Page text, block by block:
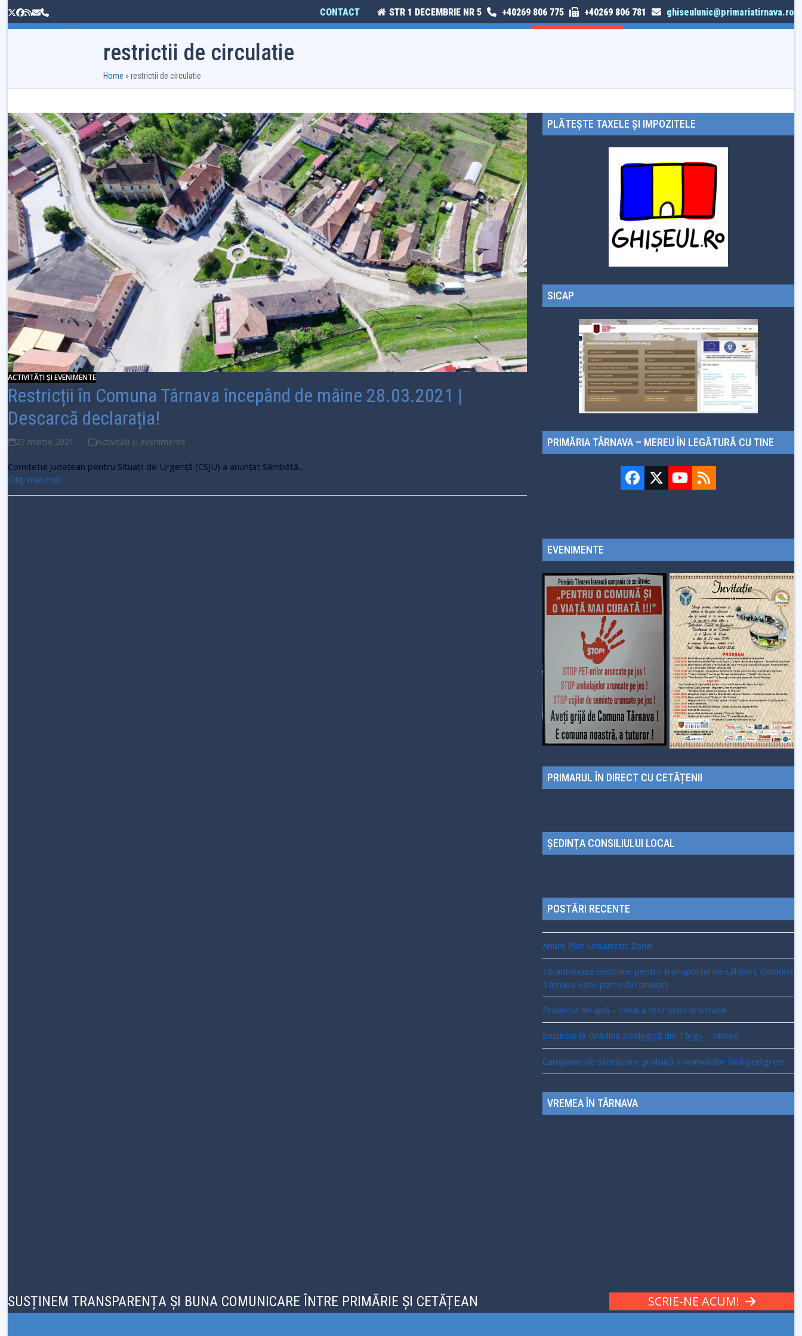
Skip
content
Twitter
Facebook
RSSEmailPhone CONTACT STR 1 DECEMBRIE NR 5 +40269 806 775 +40269 806 781 ghiseulunic@primariatirnava.ro
restrictii de circulatie
Home »restrictii de circulatie
ACTIVITĂȚI ȘI EVENIMENTE
Restricții în Comuna Târnava începând de mâine 28.03.2021 |
Descarcă declarația!
27 martie 2021 Activități și evenimente
Comitetul Județean pentru Situații de Urgență (CSJU) a anunțat Sâmbătă…
Citiți mai mult
PLĂTEȘTE TAXELE ȘI IMPOZITELE
SICAP
PRIMĂRIA TÂRNAVA – MEREU ÎN LEGĂTURĂ CU TINE
Facebook
TwitterYouTube
RSS
EVENIMENTE
PRIMARUL ÎN DIRECT CU CETĂȚENII
ȘEDINȚA CONSILIULUI LOCAL
POSTĂRI RECENTE
Anunț Plan Urbanistic Zonal
16 autobuze electrice pentru transportul de călători, Comuna
Târnava este parte din proiect
Proiectul de apă – canal a fost scos la licitație
Excursie la Grădina Zoologică din Târgu – Mureș
Campanie de sterilizare gratuită a animalelor fără pedigree
VREMEA ÎN TÂRNAVA
SUSȚINEM TRANSPARENȚA ȘI BUNA COMUNICARE ÎNTRE PRIMĂRIE ȘI CETĂȚEAN SCRIE-NE ACUM!